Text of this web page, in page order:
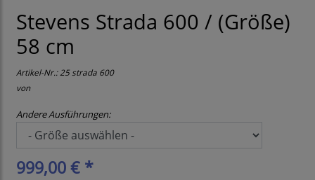
Stevens Strada 600 / (Größe)
58 cm
Artikel-Nr.:25 strada 600
von
Andere Ausführungen:
999,00 € *